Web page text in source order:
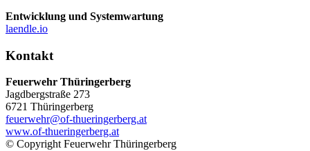
Entwicklung und Systemwartung
laendle.io
Kontakt
Feuerwehr Thüringerberg
Jagdbergstraße 273
6721 Thüringerberg
feuerwehr@of-thueringerberg.at
www.of-thueringerberg.at
© Copyright Feuerwehr Thüringerberg